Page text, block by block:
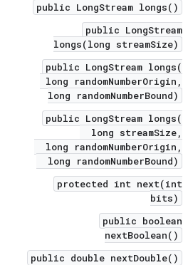
public LongStream longs()
public LongStream
longs(long streamSize)
public LongStream longs(
long randomNumberOrigin,
long randomNumberBound)
public LongStream longs(
long streamSize,
long randomNumberOrigin,
long randomNumberBound)
protected int next(int
bits)
public boolean
nextBoolean()
public double nextDouble()